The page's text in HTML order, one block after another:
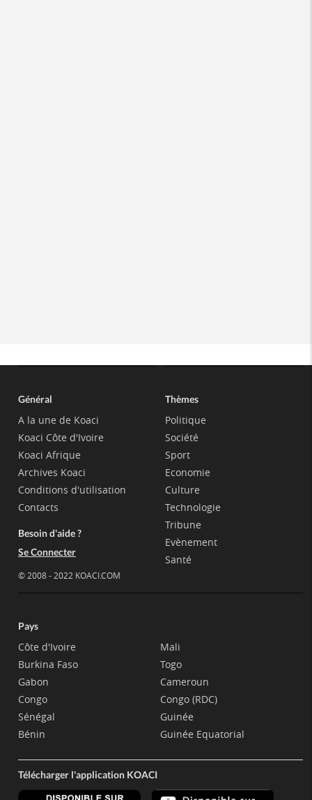
Général
A la une de Koaci
Koaci Côte d'Ivoire
Koaci Afrique
Archives Koaci
Conditions d'utilisation
Contacts
Besoin d'aide ?
Se Connecter
© 2008 - 2022 KOACI.COM
Thèmes
Politique
Société
Sport
Economie
Culture
Technologie
Tribune
Evènement
Santé
Pays
Côte d'Ivoire
Burkina Faso
Gabon
Congo
Sénégal
Bénin
Mali
Togo
Cameroun
Congo (RDC)
Guinée
Guinée Equatorial
Télécharger l'application KOACI